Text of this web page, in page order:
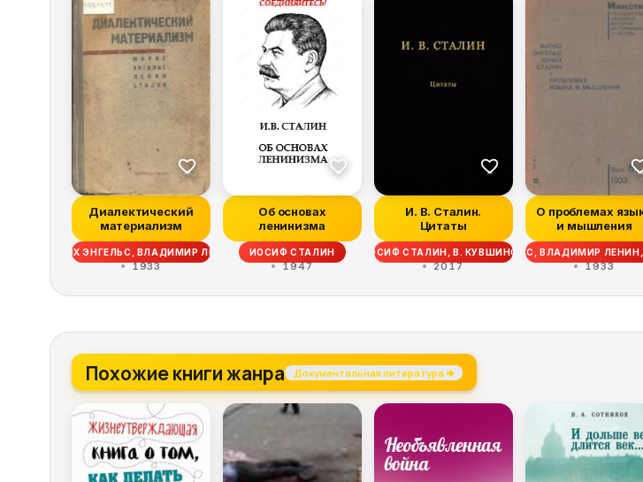
Диалектический
материализм
ФРИДРИХ ЭНГЕЛЬС, ВЛАДИМИР ЛЕНИН, ИОСИФ СТАЛИН
1933
Об основах
ленинизма
ИОСИФ СТАЛИН
1947
И. В. Сталин.
Цитаты
ИОСИФ СТАЛИН, В. КУВШИНОВ
2017
О проблемах
и мышления
ФРИДРИХ ЭНГЕЛЬС, ИОСИФ СТАЛИН, КАРЛ МАРКС, ВЛАДИМИР
1933
НИККОЛО
Похожие книги жанра Документальная литература →